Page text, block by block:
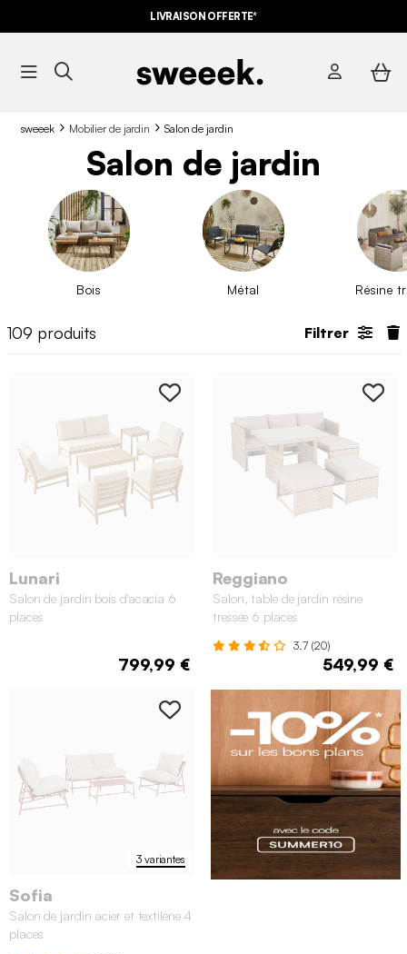
LIVRAISON OFFERTE*
sweeek Mobilier de jardin Salon de jardin
Salon de jardin
Bois Métal Résine
109 produits Filtrer
Lunari
Salon de jardin bois d'acacia 6
places
799,99 €
Reggiano
Salon, table de jardin résine
tressée 6 places
3.7 (20)
549,99 €
3 variantes
Sofia
Salon de jardin acier et textilène 4
places